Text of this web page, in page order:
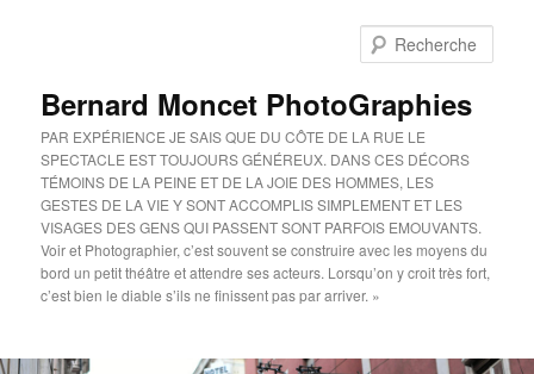
Bernard Moncet PhotoGraphies
PAR EXPÉRIENCE JE SAIS QUE DU CÔTE DE LA RUE LE
SPECTACLE EST TOUJOURS GÉNÉREUX. DANS CES DÉCORS
TÉMOINS DE LA PEINE ET DE LA JOIE DES HOMMES, LES
GESTES DE LA VIE Y SONT ACCOMPLIS SIMPLEMENT ET LES
VISAGES DES GENS QUI PASSENT SONT PARFOIS EMOUVANTS.
Voir et Photographier, c’est souvent se construire avec les moyens du
bord un petit théâtre et attendre ses acteurs. Lorsqu’on y croit très fort,
c’est bien le diable s’ils ne finissent pas par arriver. »